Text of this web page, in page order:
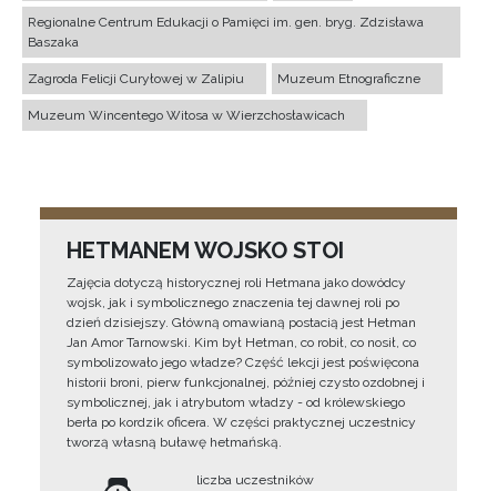
Regionalne Centrum Edukacji o Pamięci im. gen. bryg. Zdzisława
Baszaka
Zagroda Felicji Curyłowej w Zalipiu Muzeum Etnograficzne
Muzeum Wincentego Witosa w Wierzchosławicach
HETMANEM WOJSKO STOI
Zajęcia dotyczą historycznej roli Hetmana jako dowódcy
wojsk, jak i symbolicznego znaczenia tej dawnej roli po
dzień dzisiejszy. Główną omawianą postacią jest Hetman
Jan Amor Tarnowski. Kim był Hetman, co robił, co nosił, co
symbolizowało jego władze? Część lekcji jest poświęcona
historii broni, pierw funkcjonalnej, później czysto ozdobnej i
symbolicznej, jak i atrybutom władzy - od królewskiego
berła po kordzik oficera. W części praktycznej uczestnicy
tworzą własną buławę hetmańską.
liczba uczestników